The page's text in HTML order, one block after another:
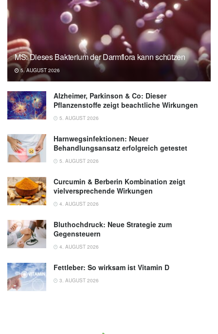
MS: Dieses Bakterium der Darmflora kann schützen
5. AUGUST 2026
Alzheimer, Parkinson & Co: Dieser
Pflanzenstoffe zeigt beachtliche Wirkungen
5. AUGUST 2026
Harnwegsinfektionen: Neuer
Behandlungsansatz erfolgreich getestet
5. AUGUST 2026
Curcumin & Berberin Kombination zeigt
vielversprechende Wirkungen
4. AUGUST 2026
Bluthochdruck: Neue Strategie zum
Gegensteuern
4. AUGUST 2026
Fettleber: So wirksam ist Vitamin D
3. AUGUST 2026